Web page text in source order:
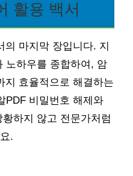
활용 백서
마지막 장입니다. 지
노하우를 종합하여, 암
지 효율적으로 해결하는
PDF 비밀번호 해제와
하지 않고 전문가처럼
.